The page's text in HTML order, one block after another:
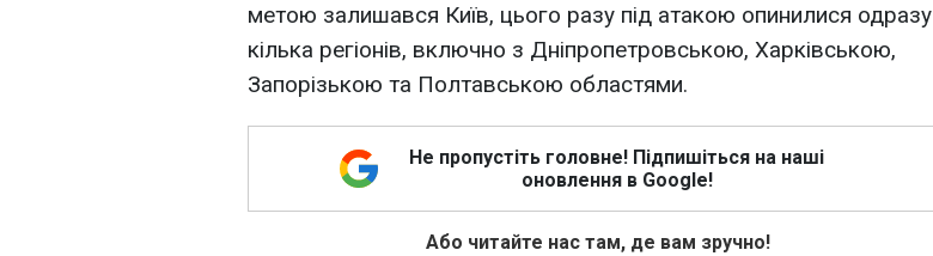
метою залишався Київ, цього разу під атакою опинилися одразу
кілька регіонів, включно з Дніпропетровською, Харківською,
Запорізькою та Полтавською областями.
Не пропустіть головне! Підпишіться на наші
оновлення в Google!
Або читайте нас там, де вам зручно!